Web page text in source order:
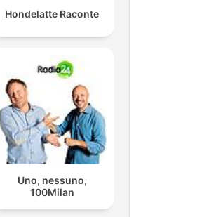
Hondelatte Raconte
Uno, nessuno,
100Milan